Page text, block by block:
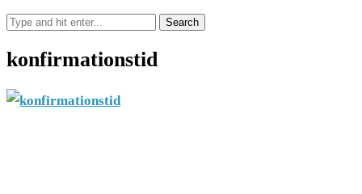
konfirmationstid